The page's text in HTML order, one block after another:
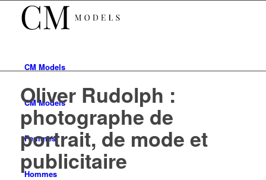
CM Models
CMModels
Femmes
Hommes
Oliver Rudolph :
photographe de
portrait, de mode et
publicitaire